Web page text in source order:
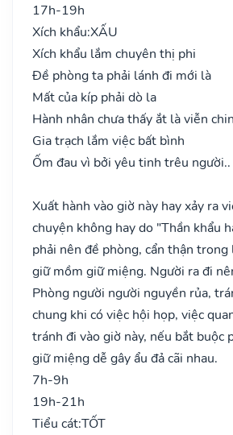
17h-19h
Xích khẩu:XẤU
Xích khẩu lắm chuyên thị phi
Đề phòng ta phải lánh đi mới là
Mất của kíp phải dò la
Hành nhân chưa thấy ắt là viễn
Gia trạch lắm việc bất bình
Ốm đau vì bởi yêu tinh trêu người..
Xuất hành vào giờ này hay xảy ra
chuyện không hay do "Thần khẩu
phải nên đề phòng, cẩn thận
giữ mồm giữ miệng. Người ra đi
Phòng người người nguyền rủa,
chung khi có việc hội họp, việc
tránh đi vào giờ này, nếu bắt buộc
giữ miệng dễ gây ẩu đả cãi nhau.
7h-9h
19h-21h
Tiểu cát:TỐT